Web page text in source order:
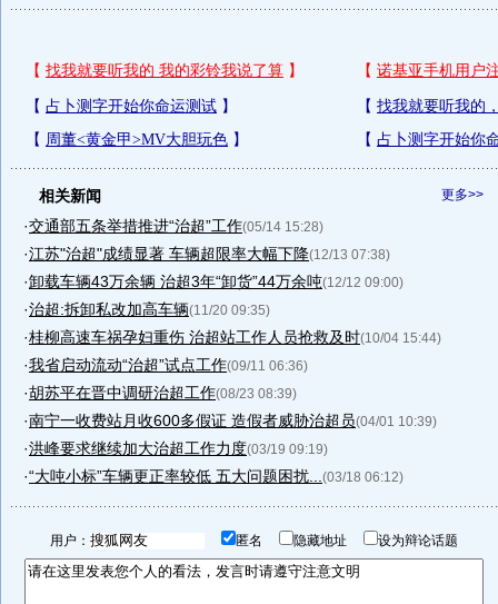
更多>>
相关新闻
·交通部五条举措推进“治超”工作(05/14 15:28)
·江苏"治超"成绩显著 车辆超限率大幅下降(12/13 07:38)
·卸载车辆43万余辆 治超3年“卸货”44万余吨(12/12 09:00)
·治超:拆卸私改加高车辆(11/20 09:35)
·桂柳高速车祸孕妇重伤 治超站工作人员抢救及时(10/04 15:44)
·我省启动流动“治超”试点工作(09/11 06:36)
·胡苏平在晋中调研治超工作(08/23 08:39)
·南宁一收费站月收600多假证 造假者威胁治超员(04/01 10:39)
·洪峰要求继续加大治超工作力度(03/19 09:19)
·“大吨小标”车辆更正率较低 五大问题困扰... (03/18 06:12)
用户： 匿名 隐藏地址 设为辩论话题